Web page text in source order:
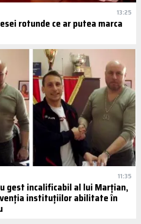
13:25
rotunde ce ar putea marca
11:35
gest incalificabil al lui Marțian,
instituțiilor abilitate în